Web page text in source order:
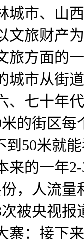
城市、山
文旅财产
旅方面的
城市从街
、七十年
的街区
到50米就
来的一年
，人流
被央视
寨：接下